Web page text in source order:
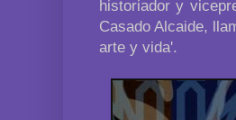
historiador y
Casado Alcaide,
arte y vida'.